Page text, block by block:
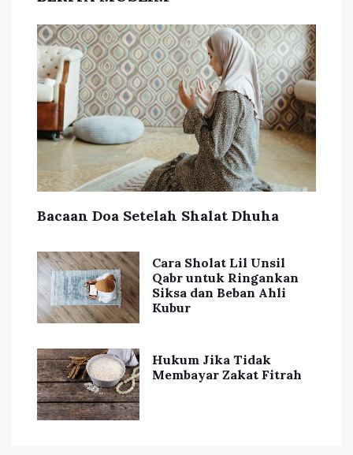
Bacaan Doa Setelah Shalat Dhuha
Cara Sholat Lil Unsil
Qabr untuk Ringankan
Siksa dan Beban Ahli
Kubur
Hukum Jika Tidak
Membayar Zakat Fitrah